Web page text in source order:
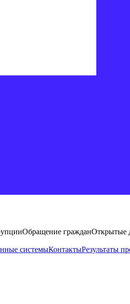
Обращение гражданОткрытые
системыКонтактыРезультаты